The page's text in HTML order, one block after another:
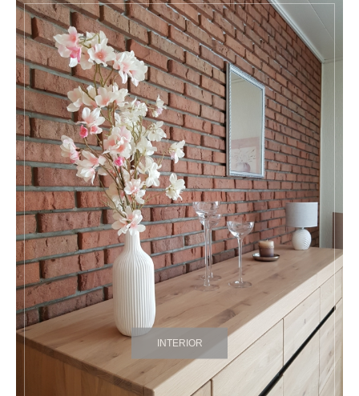
INTERIOR